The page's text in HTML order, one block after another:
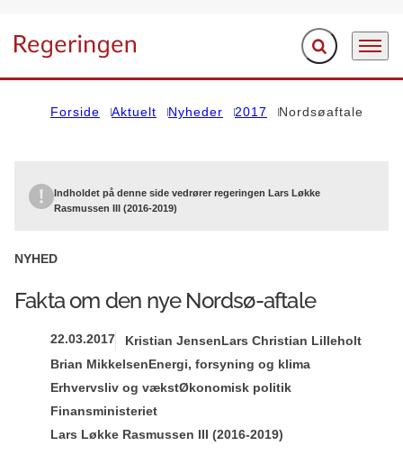
Gå til forsiden Fold søgefelt ud
Menu
Forside Aktuelt Nyheder 2017 Nordsøaftale
Indholdet på denne side vedrører regeringen Lars Løkke
Rasmussen III (2016-2019)
NYHED
Fakta om den nye Nordsø-aftale
22.03.2017 Kristian JensenLars Christian Lilleholt
Brian MikkelsenEnergi, forsyning og klima
Erhvervsliv og vækstØkonomisk politik
Finansministeriet
Lars Løkke Rasmussen III (2016-2019)